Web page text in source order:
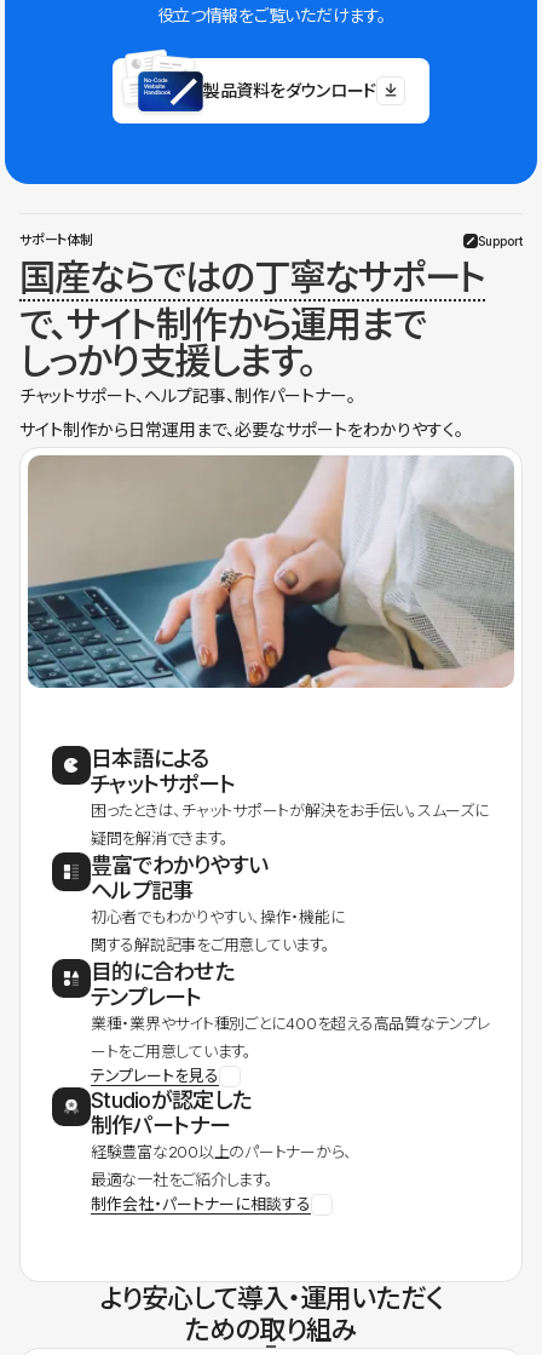
役立つ情報をご覧いただけます。
製品資料をダウンロード
サポート体制 Support
国産ならではの丁寧なサポート
で、サイト制作から運用まで
しっかり支援します。
チャットサポート、ヘルプ記事、制作パートナー。
サイト制作から日常運用まで、必要なサポートをわかりやすく。
日本語による
チャットサポート
困ったときは、チャットサポートが解決をお手伝い。スムーズに
疑問を解消できます。
豊富でわかりやすい
ヘルプ記事
初心者でもわかりやすい、操作・機能に
関する解説記事をご用意しています。
目的に合わせた
テンプレート
業種・業界やサイト種別ごとに400を超える高品質なテンプレ
ートをご用意しています。
テンプレートを見る
Studioが認定した
制作パートナー
経験豊富な200以上のパートナーから、
最適な一社をご紹介します。
制作会社・パートナーに相談する
より安心して導入・運用いただく
ための取り組み